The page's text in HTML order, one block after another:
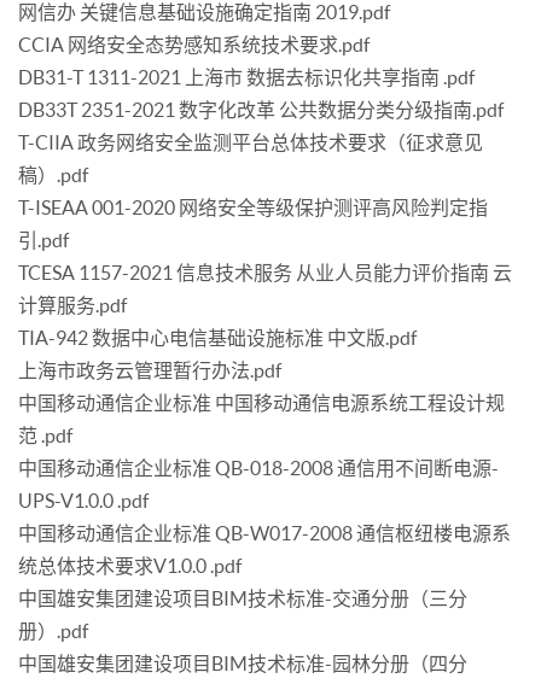
网信办 关键信息基础设施确定指南 2019.pdf
CCIA 网络安全态势感知系统技术要求.pdf
DB31-T 1311-2021 上海市 数据去标识化共享指南 .pdf
DB33T 2351-2021 数字化改革 公共数据分类分级指南.pdf
T-CIIA 政务网络安全监测平台总体技术要求（征求意见
稿）.pdf
T-ISEAA 001-2020 网络安全等级保护测评高风险判定指
引.pdf
TCESA 1157-2021 信息技术服务 从业人员能力评价指南 云
计算服务.pdf
TIA-942 数据中心电信基础设施标准 中文版.pdf
上海市政务云管理暂行办法.pdf
中国移动通信企业标准 中国移动通信电源系统工程设计规
范 .pdf
中国移动通信企业标准 QB-018-2008 通信用不间断电源-
UPS-V1.0.0 .pdf
中国移动通信企业标准 QB-W017-2008 通信枢纽楼电源系
统总体技术要求V1.0.0 .pdf
中国雄安集团建设项目BIM技术标准-交通分册（三分
册）.pdf
中国雄安集团建设项目BIM技术标准-园林分册（四分